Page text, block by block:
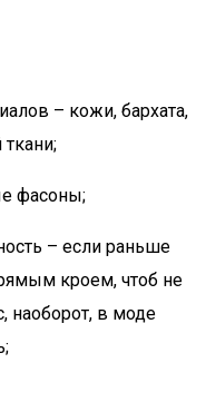
– кожи, бархата,
фасоны;
– если раньше
кроем, чтоб не
наоборот, в моде